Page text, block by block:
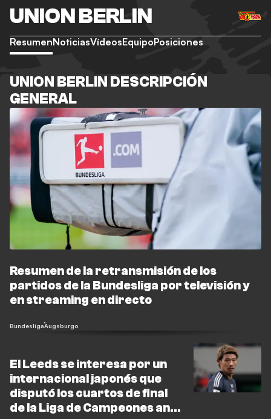
UNION BERLIN
ResumenNoticiasVídeosEquipoPosiciones
UNION BERLIN DESCRIPCIÓN
GENERAL
Resumen de la retransmisión de los
partidos de la Bundesliga por televisión y
en streaming en directo
BundesligaAugsburgo
El Leeds se interesa por un
internacional japonés que
disputó los cuartos de final
de la Liga de Campeones ante